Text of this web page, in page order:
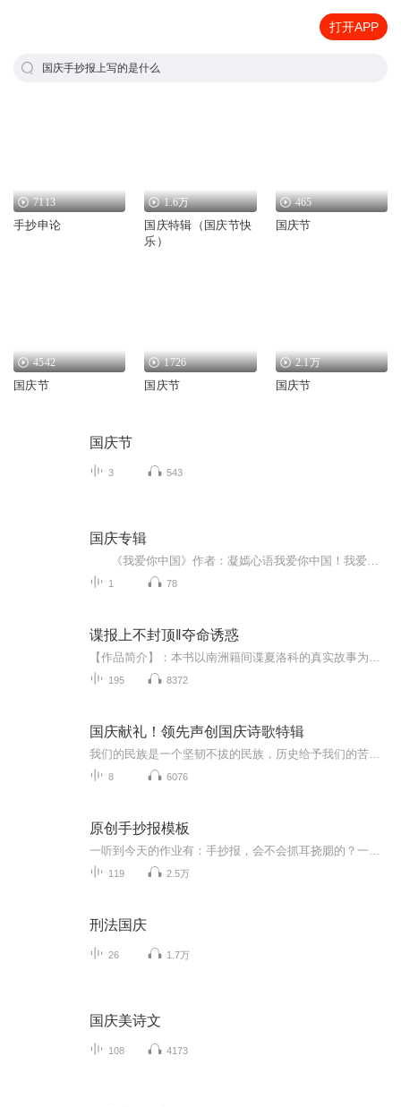
打开APP
国庆手抄报上写的是什么
7113
手抄申论
1.6万
国庆特辑（国庆节快
乐）
465
国庆节
4542
国庆节
1726
国庆节
2.1万
国庆节
国庆节
3 543
国庆专辑
1 78
谍报上不封顶‖夺命诱惑
195 8372
国庆献礼！领先声创国庆诗歌特辑
8 6076
原创手抄报模板
119 2.5万
刑法国庆
26 1.7万
国庆美诗文
108 4173